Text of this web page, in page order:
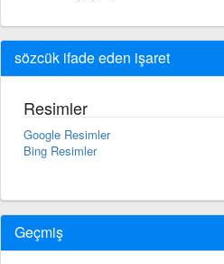
sözcük ifade eden işaret
Resimler
Google Resimler
Bing Resimler
Geçmiş